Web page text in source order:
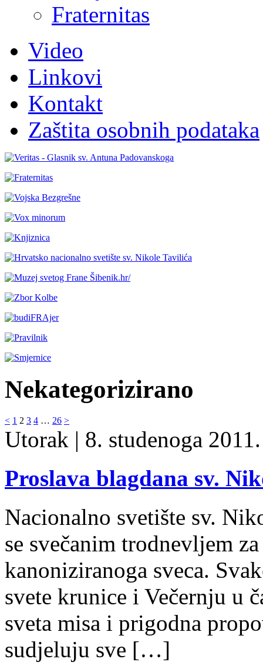
Fraternitas
Video
Linkovi
Kontakt
Zaštita osobnih podataka
Nekategorizirano
< 1 2 3 4 … 26 >
Utorak | 8. studenoga
Proslava blagdana sv.
Nacionalno svetište sv.
se svečanim trodnevljem
kanoniziranoga sveca.
svete krunice i Večernju u
sveta misa i prigodna
sudjeluju sve […]